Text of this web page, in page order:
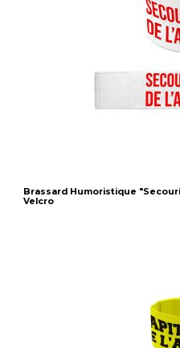
Brassard Humoristique
Velcro